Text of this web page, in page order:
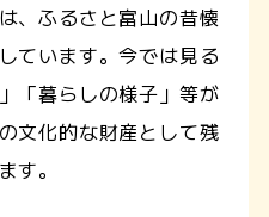
、ふるさと富山の昔懐
ています。今では見る
「暮らしの様子」等が
文化的な財産として残
す。